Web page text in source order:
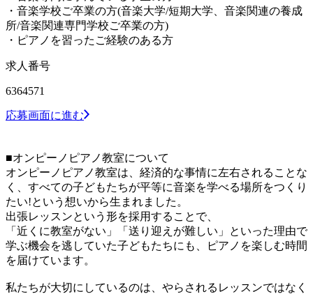
・音楽学校ご卒業の方(音楽大学/短期大学、音楽関連の養成
所/音楽関連専門学校ご卒業の方)
・ピアノを習ったご経験のある方
求人番号
6364571
応募画面に進む
■オンピーノピアノ教室について
オンピーノピアノ教室は、経済的な事情に左右されることな
く、すべての子どもたちが平等に音楽を学べる場所をつくり
たい!という想いから生まれました。
出張レッスンという形を採用することで、
「近くに教室がない」「送り迎えが難しい」といった理由で
学ぶ機会を逃していた子どもたちにも、ピアノを楽しむ時間
を届けています。
私たちが大切にしているのは、やらされるレッスンではなく